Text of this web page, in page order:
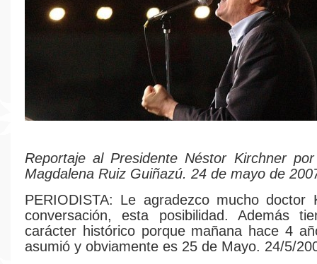
Reportaje al Presidente Néstor Kirchner
Magdalena Ruiz Guiñazú. 24 de mayo de
PERIODISTA: Le agradezco mucho doctor
conversación, esta posibilidad. Además
carácter histórico porque mañana hace 4
asumió y obviamente es 25 de Mayo. 24/5/